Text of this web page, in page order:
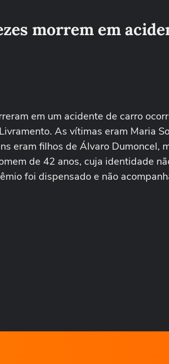
morrem em
em um acidente de carro
As vítimas eram Maria
eram filhos de Álvaro Dumoncel,
de 42 anos, cuja identidade
foi dispensado e não